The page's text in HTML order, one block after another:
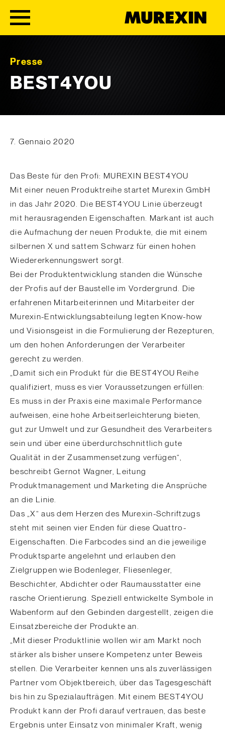
Presse
BEST4YOU
7. Gennaio 2020
Das Beste für den Profi: MUREXIN BEST4YOU
Mit einer neuen Produktreihe startet Murexin GmbH
in das Jahr 2020. Die BEST4YOU Linie überzeugt
mit herausragenden Eigenschaften. Markant ist auch
die Aufmachung der neuen Produkte, die mit einem
silbernen X und sattem Schwarz für einen hohen
Wiedererkennungswert sorgt.
Bei der Produktentwicklung standen die Wünsche
der Profis auf der Baustelle im Vordergrund. Die
erfahrenen Mitarbeiterinnen und Mitarbeiter der
Murexin-Entwicklungsabteilung legten Know-how
und Visionsgeist in die Formulierung der Rezepturen,
um den hohen Anforderungen der Verarbeiter
gerecht zu werden.
„Damit sich ein Produkt für die BEST4YOU Reihe
qualifiziert, muss es vier Voraussetzungen erfüllen:
Es muss in der Praxis eine maximale Performance
aufweisen, eine hohe Arbeitserleichterung bieten,
gut zur Umwelt und zur Gesundheit des Verarbeiters
sein und über eine überdurchschnittlich gute
Qualität in der Zusammensetzung verfügen“,
beschreibt Gernot Wagner, Leitung
Produktmanagement und Marketing die Ansprüche
an die Linie.
Das „X“ aus dem Herzen des Murexin-Schriftzugs
steht mit seinen vier Enden für diese Quattro-
Eigenschaften. Die Farbcodes sind an die jeweilige
Produktsparte angelehnt und erlauben den
Zielgruppen wie Bodenleger, Fliesenleger,
Beschichter, Abdichter oder Raumausstatter eine
rasche Orientierung. Speziell entwickelte Symbole in
Wabenform auf den Gebinden dargestellt, zeigen die
Einsatzbereiche der Produkte an.
„Mit dieser Produktlinie wollen wir am Markt noch
stärker als bisher unsere Kompetenz unter Beweis
stellen. Die Verarbeiter kennen uns als zuverlässigen
Partner vom Objektbereich, über das Tagesgeschäft
bis hin zu Spezialaufträgen. Mit einem BEST4YOU
Produkt kann der Profi darauf vertrauen, das beste
Ergebnis unter Einsatz von minimaler Kraft, wenig